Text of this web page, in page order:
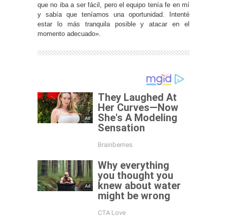
que no iba a ser fácil, pero el equipo tenía fe en mí
y sabía que teníamos una oportunidad. Intenté
estar lo más tranquila posible y atacar en el
momento adecuado».